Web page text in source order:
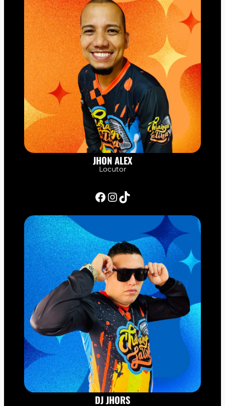
JHON ALEX
Locutor
Facebook InstagramTikTok
DJ JHORS